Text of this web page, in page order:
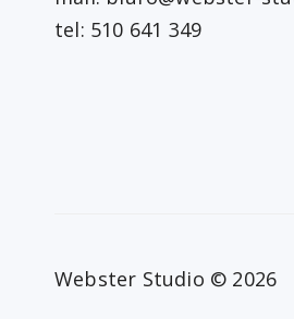
tel: 510 641 349
Webster Studio © 2026